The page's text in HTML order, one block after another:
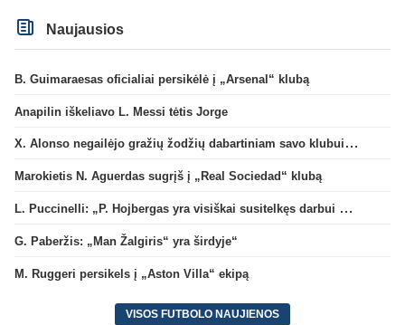
Naujausios
B. Guimaraesas oficialiai persikėlė į „Arsenal“ klubą
Anapilin iškeliavo L. Messi tėtis Jorge
X. Alonso negailėjo gražių žodžių dabartiniam savo klubui „Chelsea“
Marokietis N. Aguerdas sugrįš į „Real Sociedad“ klubą
L. Puccinelli: „P. Hojbergas yra visiškai susitelkęs darbui Marselyje“
G. Paberžis: „Man Žalgiris“ yra širdyje“
M. Ruggeri persikels į „Aston Villa“ ekipą
VISOS FUTBOLO NAUJIENOS